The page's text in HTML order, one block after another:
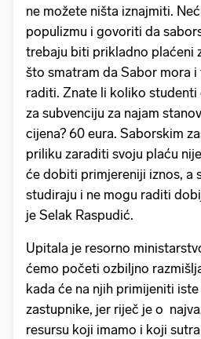
ne možete ništa iznajmiti.
populizmu i govoriti da
trebaju biti prikladno plaćeni
što smatram da Sabor mora
raditi. Znate li koliko studenti
za subvenciju za najam
cijena? 60 eura. Saborskim
priliku zaraditi svoju plaću
će dobiti primjereniji iznos, a
studiraju i ne mogu raditi
je Selak Raspudić.
Upitala je resorno
ćemo početi ozbiljno
kada će na njih primijeniti
zastupnike, jer riječ je o
resursu koji imamo i koji